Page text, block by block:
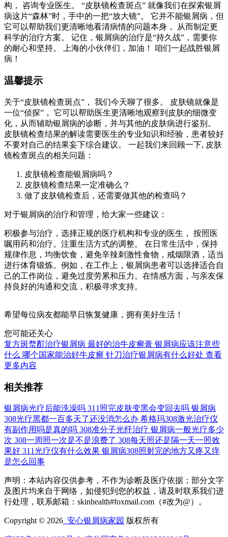
构， 咨询专业医生。 “皮肤镜检查斑点” 就像我们在探索银屑
病这片“森林”时，手中的一把“放大镜”。 它并不能银屑病，但
它可以帮助我们更清晰地看清病情的问题本身， 从而制定更
科学的治疗方案。 记住，银屑病的治疗是“持久战”，需要你
的耐心和坚持。 上海的小伙伴们，加油！ 咱们一起战胜银屑
病！
温馨提示
关于“皮肤镜检查斑点”， 我们今天聊了很多。 皮肤镜就像是
一位“侦探”， 它可以帮助医生更清晰地观察到皮肤的细微变
化，从而辅助银屑病的诊断，并与其他的皮肤病进行鉴别。
皮肤镜检查结果的解读需要医生的专业知识和经验，患者较好
不要对自己的结果妄下综合建议。 一起我们来回顾一下, 皮肤
镜检查斑点的相关问题：
皮肤镜检查能银屑病吗？
皮肤镜检查结果一定准确么？
做了皮肤镜检查后，还需要做其他的检查吗？
对于银屑病的治疗和管理，给大家一些建议：
积极参与治疗，选择正规的医疗机构和专业的医生， 按照医
嘱用药和治疗。注重生活方式的调整。 在日常生活中，保持
规律作息，均衡饮食，避免辛辣刺激性食物，戒烟限酒，适当
进行体育锻炼。例如，在工作上，银屑病患者可以选择适合自
己的工作岗位，避免过度劳累和压力。在情感方面，与亲友保
持良好的沟通和交流，积极寻求支持。
希望每位病友都能早日恢复健康，拥有美好生活！
您可能还关心
复方斑蝥酊治疗银屑病 最好的治牛皮癣膏 银屑病应该注意些
什么 哪个国家能治好牛皮癣 针刀治疗银屑病有什么好处 查看
更多内容
相关推荐
银屑病光疗后能洗澡吗 311照完皮肤变黑会变回去吗 银屑病
308光疗黑都一百多天了还没消怎么办 希格玛308激光治疗仪
有副作用吗是真的吗 308准分子光纤治疗 银屑病一般光疗多少
次 308一周照一次是不是浪费了 308每天照还是隔一天一照效
果好 311光疗仪有什么效果 银屑病308照射完的地方又疼又痒
是怎么回事
声明：本站内容仅供参考，不作为诊断及医疗依据；部分文字
及图片均来自于网络，如侵犯到您的权益，请及时联系我们进
行处理，联系邮箱：skinhealth#foxmail.com（#改为@）。
Copyright © 2026 安心银屑病家园 版权所有